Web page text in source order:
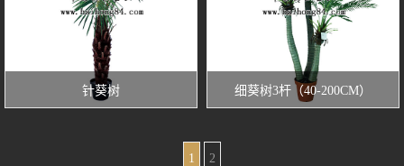
针葵树 细葵树3杆（40-200CM）
1 2